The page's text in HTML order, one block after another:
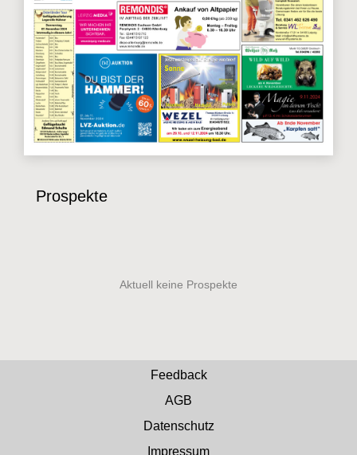
Prospekte
Feedback
AGB
Datenschutz
Impressum